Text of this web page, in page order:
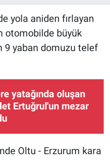
yola aniden fırlayan
otomobilde büyük
9 yaban domuzu telef
yatağında oluşan
Ertuğrul'un mezar
Oltu - Erzurum kara